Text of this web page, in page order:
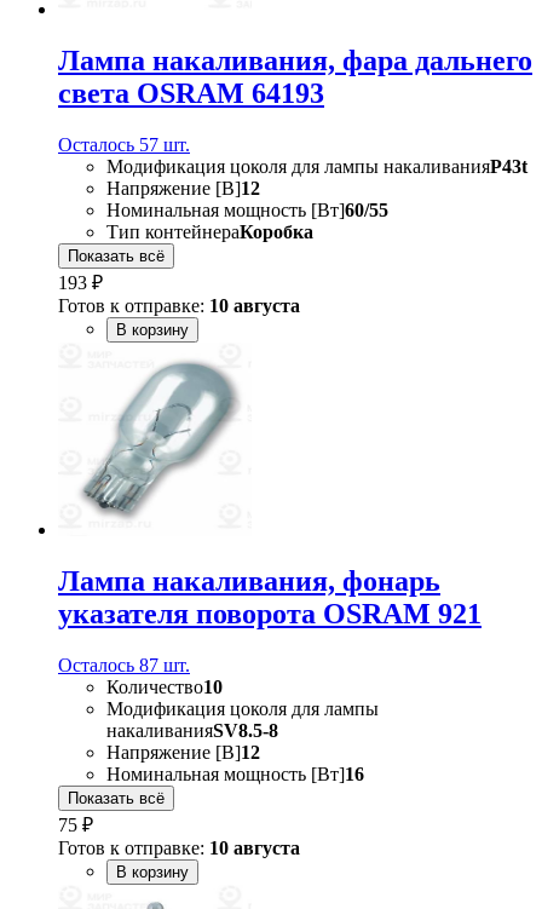
Лампа накаливания, фара дальнего
света OSRAM 64193
Осталось 57 шт.
Модификация цоколя для лампы накаливанияP43t
Напряжение [В]12
Номинальная мощность [Вт]60/55
Тип контейнераКоробка
Показать всё
193 ₽
Готов к отправке: 10 августа
В корзину
Лампа накаливания, фонарь
указателя поворота OSRAM 921
Осталось 87 шт.
Количество10
Модификация цоколя для лампы
накаливанияSV8.5-8
Напряжение [В]12
Номинальная мощность [Вт]16
Показать всё
75 ₽
Готов к отправке: 10 августа
В корзину